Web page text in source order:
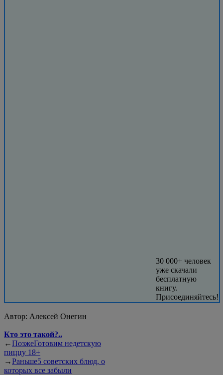
30 000+ человек
уже скачали
бесплатную
книгу.
Присоединяйтесь!
Автор: Алексей Онегин
Кто это такой?..
←ПозжеГотовим недетскую
пиццу 18+
→Раньше5 советских блюд, о
которых все забыли